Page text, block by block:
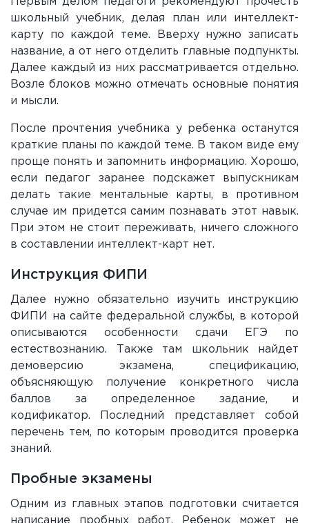
школьный учебник, делая план или интеллект-
карту по каждой теме. Вверху нужно записать
название, а от него отделить главные подпункты.
Далее каждый из них рассматривается отдельно.
Возле блоков можно отмечать основные понятия
и мысли.
После прочтения учебника у ребенка останутся
краткие планы по каждой теме. В таком виде ему
проще понять и запомнить информацию. Хорошо,
если педагог заранее подскажет выпускникам
делать такие ментальные карты, в противном
случае им придется самим познавать этот навык.
При этом не стоит переживать, ничего сложного
в составлении интеллект-карт нет.
Инструкция ФИПИ
Далее нужно обязательно изучить инструкцию
ФИПИ на сайте федеральной службы, в которой
описываются особенности сдачи ЕГЭ по
естествознанию. Также там школьник найдет
демоверсию экзамена, спецификацию,
объясняющую получение конкретного числа
баллов за определенное задание, и
кодификатор. Последний представляет собой
перечень тем, по которым проводится проверка
знаний.
Пробные экзамены
Одним из главных этапов подготовки считается
написание пробных работ. Ребенок может не